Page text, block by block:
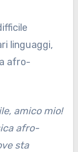
linguaggi,
afro-
amico mio!
afro-
sta